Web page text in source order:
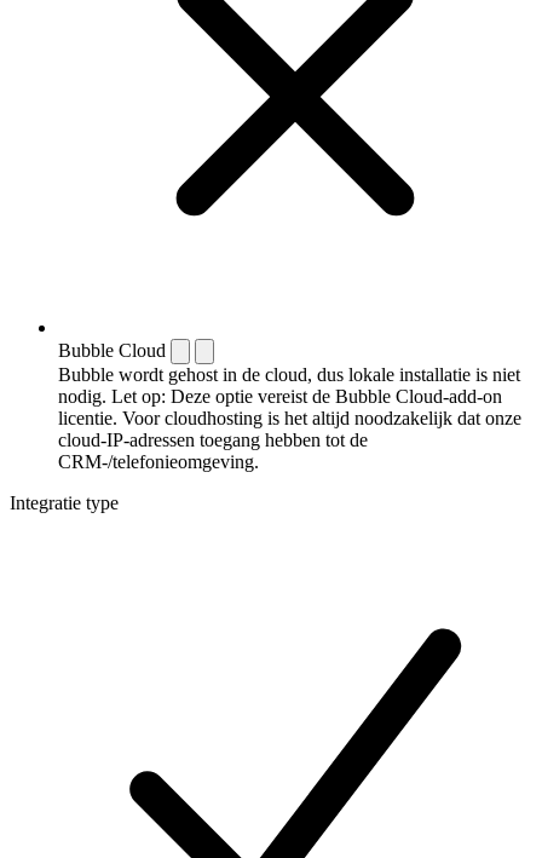
Bubble Cloud
Bubble wordt gehost in de cloud, dus lokale installatie is niet
nodig. Let op: Deze optie vereist de Bubble Cloud-add-on
licentie. Voor cloudhosting is het altijd noodzakelijk dat onze
cloud-IP-adressen toegang hebben tot de
CRM-/telefonieomgeving.
Integratie type